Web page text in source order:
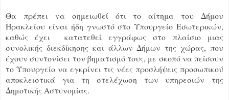
Θα πρέπει να σημειωθεί ότι το αίτημα του Δήμου
Ηρακλείου είναι ήδη γνωστό στο Υπουργείο Εσωτερικών,
καθώς έχει κατατεθεί εγγράφως στο πλαίσιο μιας
συνολικής διεκδίκησης και άλλων Δήμων της χώρας, που
έχουν συντονίσει τον βηματισμό τους, με σκοπό να πείσουν
το Υπουργείο να εγκρίνει τις νέες προσλήψεις προσωπικού
αποκλειστικά για τη στελέχωση των υπηρεσιών της
Δημοτικής Αστυνομίας.